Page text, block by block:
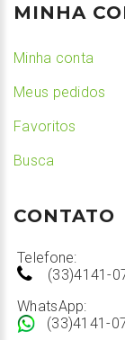
MINHA
Minha conta
Meus pedidos
Favoritos
Busca
CONTATO
Telefone:
(33)4141-
WhatsApp:
(33)4141-